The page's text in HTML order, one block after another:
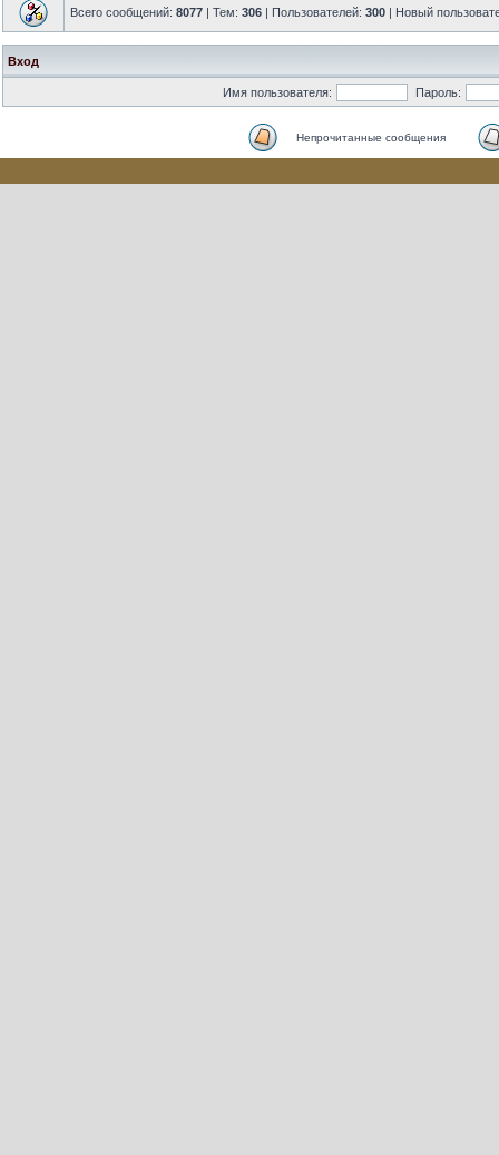
Всего сообщений: 8077 | Тем: 306 | Пользователей: 300 | Новый
Вход
Имя пользователя: Пароль:
Непрочитанные сообщения